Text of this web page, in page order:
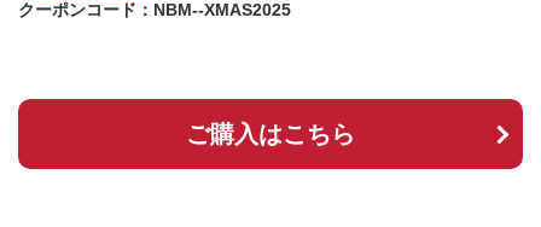
クーポンコード：NBM--XMAS2025
ご購入はこちら